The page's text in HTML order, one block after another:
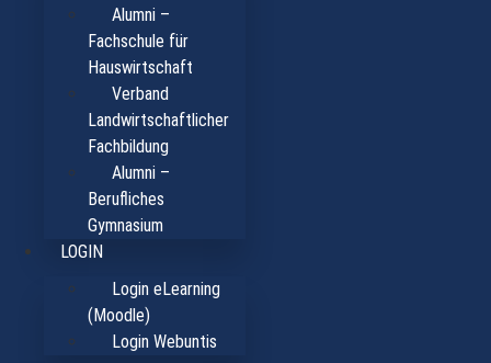
Alumni –
Fachschule für
Hauswirtschaft
Verband
Landwirtschaftlicher
Fachbildung
Alumni –
Berufliches
Gymnasium
LOGIN
Login eLearning
(Moodle)
Login Webuntis